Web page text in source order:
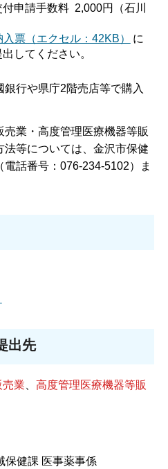
申請手数料 2,000円（石川
票（エクセル：42KB）
に
してください。
銀行や県庁2階売店等で購入
業・高度管理医療機器等販
等については、金沢市保健
話番号：076-234-5102）ま
出先
売業
高度管理医療機器等販
健課 医事薬事係